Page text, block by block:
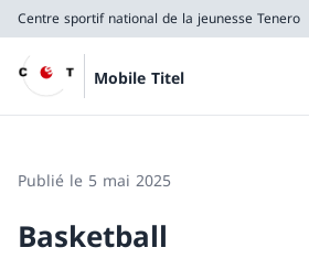
Centre sportif national de la jeunesse Tenero
Mobile Titel
Publié le 5 mai 2025
Basketball